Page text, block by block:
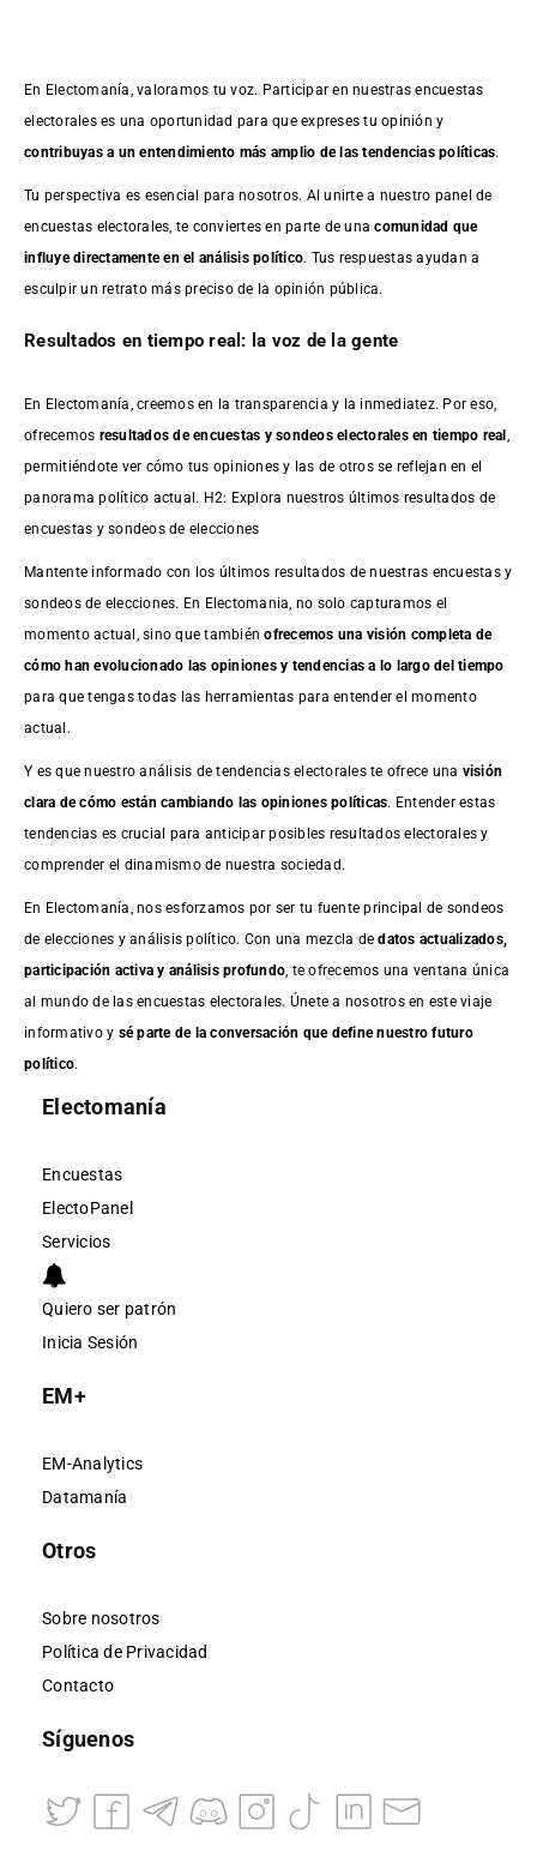
En Electomanía, valoramos tu voz. Participar en nuestras encuestas
electorales es una oportunidad para que expreses tu opinión y
contribuyas a un entendimiento más amplio de las tendencias políticas.
Tu perspectiva es esencial para nosotros. Al unirte a nuestro panel de
encuestas electorales, te conviertes en parte de unacomunidad que
influye directamente en el análisis político. Tus respuestas ayudan a
esculpir un retrato más preciso de la opinión pública.
Resultados en tiempo real: la voz de la gente
En Electomanía, creemos en la transparencia y la inmediatez. Por eso,
ofrecemos resultados deencuestas y sondeos electorales en tiempo real
permitiéndote ver cómo tus opiniones y las de otros se reflejan en el
panorama político actual. H2: Explora nuestros últimos resultados de
encuestas y sondeos de elecciones
Mantente informado con los últimos resultados de nuestras encuestasy
sondeos de elecciones. En Electomania, no solo capturamos el
momento actual, sino que tambiénofrecemos una visión completa de
cómo han evolucionado las opiniones y tendencias a lo largo del tiempo
para que tengas todas las herramientas para entender el momento
actual.
Y es que nuestro análisis de tendencias electorales te ofrece una visión
clara de cómo están cambiando las opiniones políticas. Entender estas
tendencias es crucial para anticipar posibles resultados electorales y
comprender el dinamismo de nuestra sociedad.
En Electomanía, nos esforzamos por ser tu fuente principal de sondeos
de elecciones y análisis político. Con una mezcla dedatos actualizados,
participación activa y análisis profundo , te ofrecemos una ventana única
al mundo de las encuestas electorales. Únete a nosotros en este viaje
informativo y sé parte de la conversación que define nuestro futuro
político.
Electomanía
Encuestas
ElectoPanel
Servicios
Quiero ser patrón
Inicia Sesión
EM+
EM-Analytics
Datamanía
Otros
Sobre nosotros
Política de Privacidad
Contacto
Síguenos